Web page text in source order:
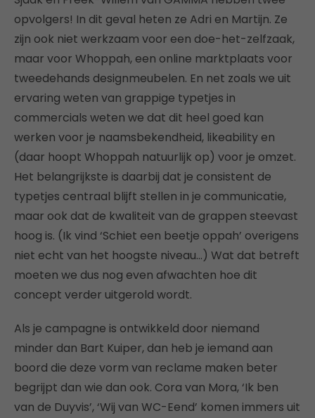
opvolgers! In dit geval heten ze Adri en Martijn. Ze
zijn ook niet werkzaam voor een doe-het-zelfzaak,
maar voor Whoppah, een online marktplaats voor
tweedehands designmeubelen. En net zoals we uit
ervaring weten van grappige typetjes in
commercials weten we dat dit heel goed kan
werken voor je naamsbekendheid, likeability en
(daar hoopt Whoppah natuurlijk op) voor je omzet.
Het belangrijkste is daarbij dat je consistent de
typetjes centraal blijft stellen in je communicatie,
maar ook dat de kwaliteit van de grappen steevast
hoog is. (Ik vind ‘Schiet een beetje oppah’ overigens
niet echt van het hoogste niveau…) Wat dat betreft
moeten we dus nog even afwachten hoe dit
concept verder uitgerold wordt.
Als je campagne is ontwikkeld door niemand
minder dan Bart Kuiper, dan heb je iemand aan
boord die deze vorm van reclame maken beter
begrijpt dan wie dan ook. Cora van Mora, ‘Ik ben
van de Duyvis’, ‘Wij van WC-Eend’ komen immers uit